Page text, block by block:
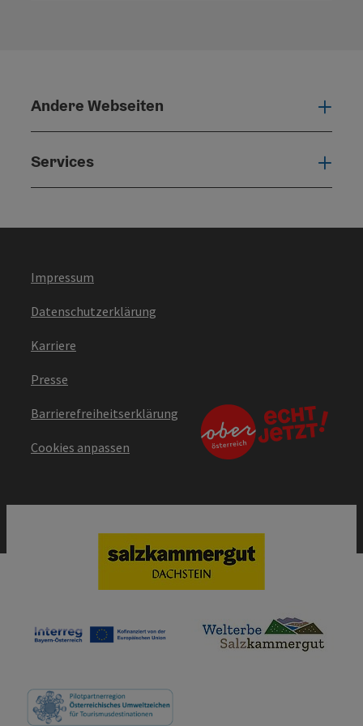
Andere Webseiten
Services
Impressum
Datenschutzerklärung
Karriere
Presse
Barrierefreiheitserklärung
Cookies anpassen